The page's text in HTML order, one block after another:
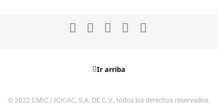
Ir arriba
© 2022 CMIC / ICICAC, S.A. DE C.V., todos los derechos reservados.